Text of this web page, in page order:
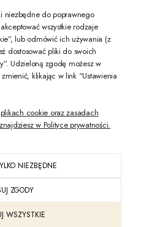
z nasząpolityką prywatności
STRONY
Shoper Premium
niezbędne do poprawnego
wszystkie rodzaje
lub odmówić ich używania (z
dostosować pliki do swoich
Udzieloną zgodę możesz w
klikając w link “Ustawienia
cookie oraz zasadach
w Polityce prywatności.
NIEZBĘDNE
ZGODY
WSZYSTKIE